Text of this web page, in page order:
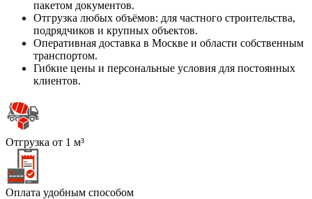
пакетом документов.
Отгрузка любых объёмов: для частного строительства,
подрядчиков и крупных объектов.
Оперативная доставка в Москве и области собственным
транспортом.
Гибкие цены и персональные условия для постоянных
клиентов.
Отгрузка от 1 м³
Оплата удобным способом